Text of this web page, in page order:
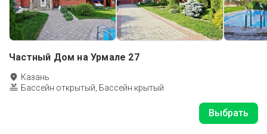
Частный Дом на Урмале 27
Казань
Бассейн открытый, Бассейн крытый
Выбрать